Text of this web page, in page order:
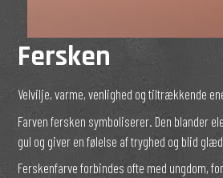
Fersken
Velvilje, varme, venlighed og tiltrækkende
Farven fersken symboliserer. Den blander
gul og giver en følelse af tryghed og blid
Ferskenfarve forbindes ofte med ungdom,